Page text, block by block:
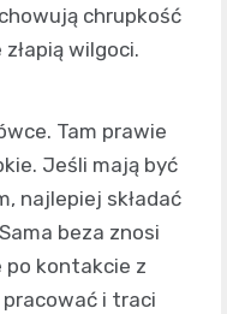
chrupkość
złapią wilgoci.
Tam prawie
Jeśli mają być
najlepiej składać
beza znosi
po kontakcie z
i traci